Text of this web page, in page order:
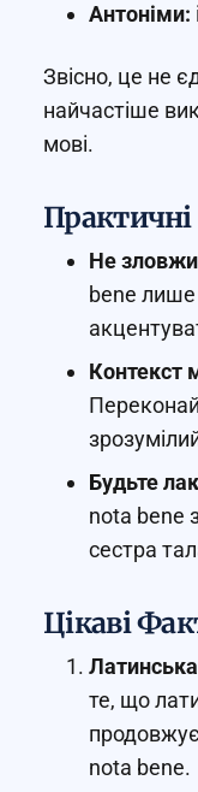
Антоніми:
Звісно, це не
найчастіше
мові.
Не
bene лише
Контекст
Будьте
nota bene
сестра
Цікаві
те, що
nota bene.